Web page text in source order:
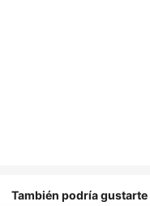
También podría gustarte